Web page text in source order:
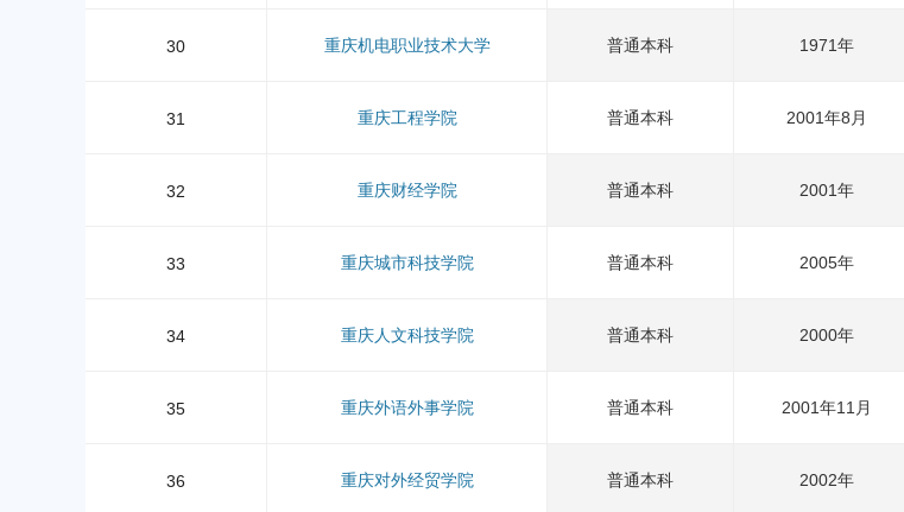
30 重庆机电职业技术大学 普通本科 1971年
31 重庆工程学院 普通本科 2001年8月
32 重庆财经学院 普通本科 2001年
33 重庆城市科技学院 普通本科 2005年
34 重庆人文科技学院 普通本科 2000年
35 重庆外语外事学院 普通本科 2001年11月
36 重庆对外经贸学院 普通本科 2002年